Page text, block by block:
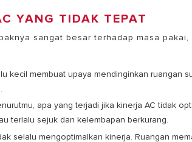
YANG TIDAK TEPAT
sangat besar terhadap masa
kecil membuat upaya mendinginkan ruangan
apa yang terjadi jika kinerja AC tidak
terlalu sejuk dan kelembapan berkurang.
selalu mengoptimalkan kinerja. Ruangan